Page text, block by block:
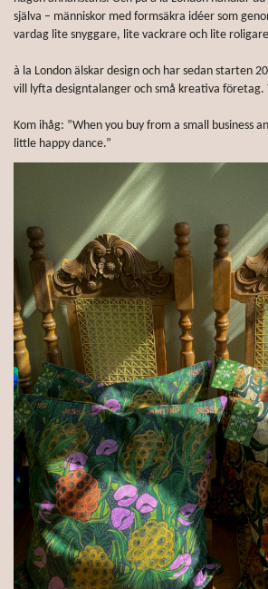
själva – människor med formsäkra idéer som
vardag lite snyggare, lite vackrare och lite
à la London älskar design och har sedan starten
vill lyfta designtalanger och små kreativa företag.
Kom ihåg: ”When you buy from a small business
little happy dance.”